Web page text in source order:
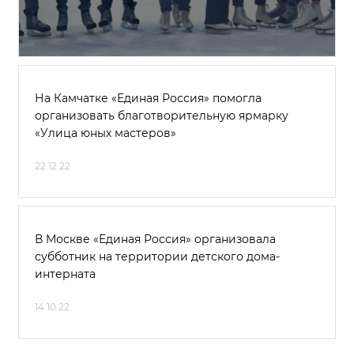
На Камчатке «Единая Россия» помогла
организовать благотворительную ярмарку
«Улица юных мастеров»
22.12.22
В Москве «Единая Россия» организовала
субботник на территории детского дома-
интерната
14.10.22